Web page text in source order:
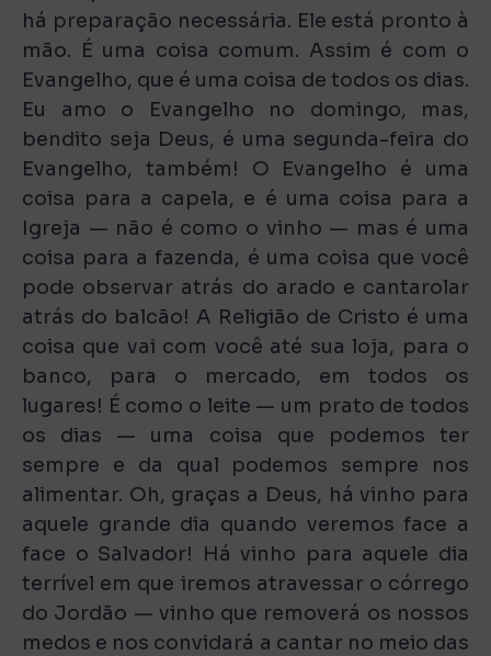
há preparação necessária. Ele está pronto à
mão. É uma coisa comum. Assim é com o
Evangelho, que é uma coisa de todos os dias.
Eu amo o Evangelho no domingo, mas,
bendito seja Deus, é uma segunda-feira do
Evangelho, também! O Evangelho é uma
coisa para a capela, e é uma coisa para a
Igreja — não é como o vinho — mas é uma
coisa para a fazenda, é uma coisa que você
pode observar atrás do arado e cantarolar
atrás do balcão! A Religião de Cristo é uma
coisa que vai com você até sua loja, para o
banco, para o mercado, em todos os
lugares! É como o leite — um prato de todos
os dias — uma coisa que podemos ter
sempre e da qual podemos sempre nos
alimentar. Oh, graças a Deus, há vinho para
aquele grande dia quando veremos face a
face o Salvador! Há vinho para aquele dia
terrível em que iremos atravessar o córrego
do Jordão — vinho que removerá os nossos
medos e nos convidará a cantar no meio das